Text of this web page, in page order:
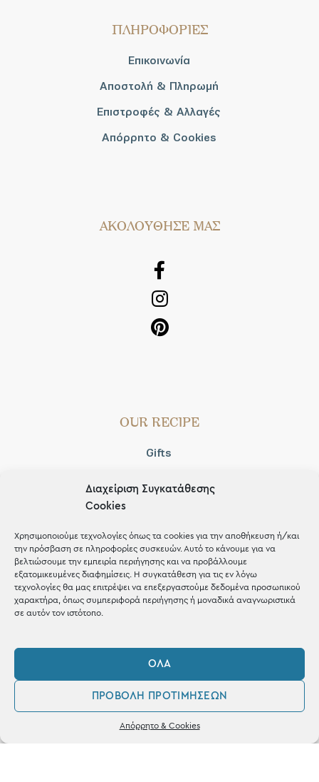
Διαχείριση Συγκατάθεσης
Cookies
Χρησιμοποιούμε τεχνολογίες όπως τα cookies για την αποθήκευση ή/και
την πρόσβαση σε πληροφορίες συσκευών. Αυτό το κάνουμε για να
βελτιώσουμε την εμπειρία περιήγησης και να προβάλλουμε
εξατομικευμένες διαφημίσεις. Η συγκατάθεση για τις εν λόγω
τεχνολογίες θα μας επιτρέψει να επεξεργαστούμε δεδομένα προσωπικού
χαρακτήρα, όπως συμπεριφορά περιήγησης ή μοναδικά αναγνωριστικά
σε αυτόν τον ιστότοπο.
ΌΛΑ
ΠΡΟΒΟΛΉ ΠΡΟΤΙΜΉΣΕΩΝ
Απόρρητο & Cookies
ΠΛΗΡΟΦΟΡΙΕΣ
Επικοινωνία
Αποστολή & Πληρωμή
Επιστροφές & Αλλαγές
Απόρρητο & Cookies
AΚΟΛΟΥΘΗΣΕ ΜΑΣ
OUR RECIPE
Gifts
Shop the look
Σταθά 17, 38221 Βόλος
Δευ / Τετ / Σαβ: 09:00 - 15:00
Τριτ / Πεμ / Παρ: 09:00 - 21:00
Φίλτρα
0